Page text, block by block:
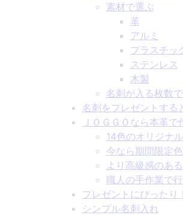
素材で選ぶ
革
アルミ
プラスチッ
ステンレス
木製
名刺が入る枚数
名刺をプレゼントする
ＪＯＧＧＯなら本革
14色のオリジナ
今なら期間限定
より高級感のあ
職人の手作業で
プレゼントにぴったり
シンプル名刺入れ